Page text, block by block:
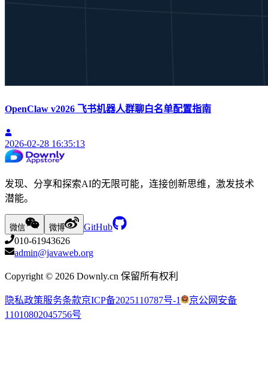
OpenClaw v2026 飞书机器人群聊白名单配置指南
2026-02-28 16:35:13
发现、分享和探索AI的无限可能，连接创新思维，激发技术
潜能。
微信 微博
GitHub
010-61943626
admin@javaweb.org
Copyright © 2026 Downly.cn 保留所有权利
隐私政策服务条款京ICP备2025110787号-1
京公网安备
11010802045756号